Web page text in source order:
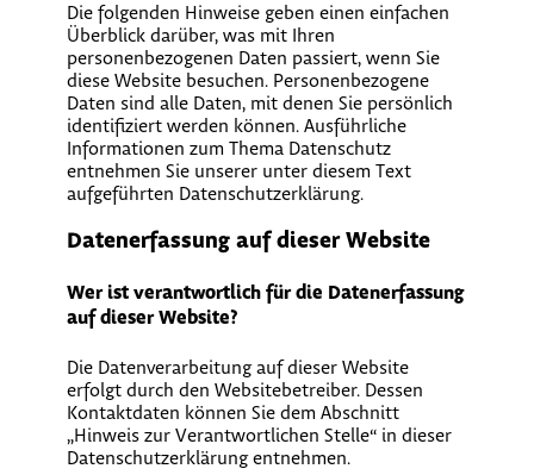
Die folgenden Hinweise geben einen einfachen
Überblick darüber, was mit Ihren
personenbezogenen Daten passiert, wenn Sie
diese Website besuchen. Personenbezogene
Daten sind alle Daten, mit denen Sie persönlich
identifiziert werden können. Ausführliche
Informationen zum Thema Datenschutz
entnehmen Sie unserer unter diesem Text
aufgeführten Datenschutzerklärung.
Datenerfassung auf dieser Website
Wer ist verantwortlich für die Datenerfassung
auf dieser Website?
Die Datenverarbeitung auf dieser Website
erfolgt durch den Websitebetreiber. Dessen
Kontaktdaten können Sie dem Abschnitt
„Hinweis zur Verantwortlichen Stelle“ in dieser
Datenschutzerklärung entnehmen.